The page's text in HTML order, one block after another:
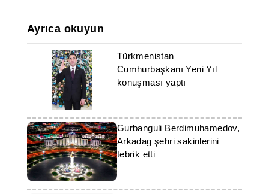
Ayrıca okuyun
Türkmenistan
Cumhurbaşkanı Yeni Yıl
konuşması yaptı
Gurbanguli Berdimuhamedov,
Arkadag şehri sakinlerini
tebrik etti